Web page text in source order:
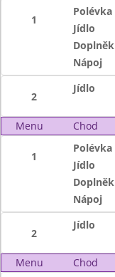
1
Polévka
Jídlo
Doplněk
Nápoj
2
Jídlo
Menu Chod
1
Polévka
Jídlo
Doplněk
Nápoj
2
Jídlo
Menu Chod